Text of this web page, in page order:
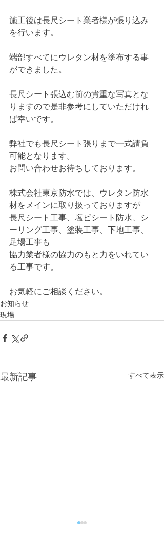
施工後は長尺シート業者様が張り込み
を行います。
端部すべてにウレタン材を塗布する事
ができました。
長尺シート張込む前の貴重な写真とな
りますので是非参考にしていただけれ
ば幸いです。
弊社でも長尺シート張りまで一式請負
可能となります。
お問い合わせお待ちしております。
株式会社東京防水では、ウレタン防水
材をメインに取り扱っておりますが
長尺シート工事、塩ビシート防水、シ
ーリング工事、塗装工事、下地工事、
足場工事も
協力業者様の協力のもと力をいれてい
る工事です。
お気軽にご相談ください。
お知らせ
現場
最新記事 すべて表示